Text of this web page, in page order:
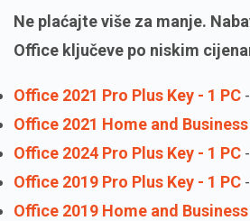
Ne plaćajte više za manje.
Office ključeve po niskim
Office 2021 Pro Plus Key - 1 PC
Office 2021 Home and
Office 2024 Pro Plus Key - 1 PC
Office 2019 Pro Plus Key - 1 PC
Office 2019 Home and